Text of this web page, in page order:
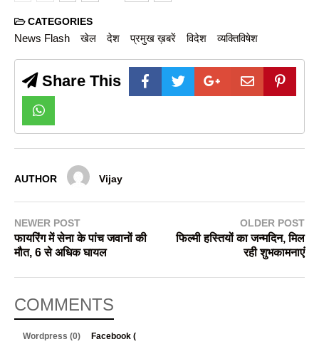
CATEGORIES
News Flash खेल देश प्रमुख ख़बरें विदेश व्यक्तिविषेश
Share This
AUTHOR Vijay
NEWER POST
फायरिंग में सेना के पांच जवानों की
मौत, 6 से अधिक घायल
OLDER POST
फिल्मी हस्तियों का जन्मदिन, मिल
रही शुभकामनाएं
COMMENTS
Wordpress (0) Facebook (